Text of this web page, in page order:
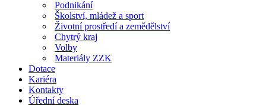
Podnikání
Školství, mládež a sport
Životní prostředí a zemědělství
Chytrý kraj
Volby
Materiály ZZK
Dotace
Kariéra
Kontakty
Úřední deska